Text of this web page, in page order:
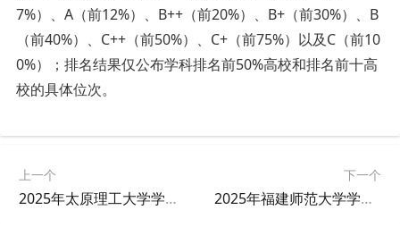
7%）、A（前12%）、B++（前20%）、B+（前30%）、B
（前40%）、C++（前50%）、C+（前75%）以及C（前10
0%）；排名结果仅公布学科排名前50%高校和排名前十高
校的具体位次。
上一个
2025年太原理工大学学科排名
下一个
2025年福建师范大学学科排名